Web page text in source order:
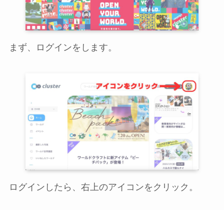
まず、ログインをします。
ログインしたら、右上のアイコンをクリック。